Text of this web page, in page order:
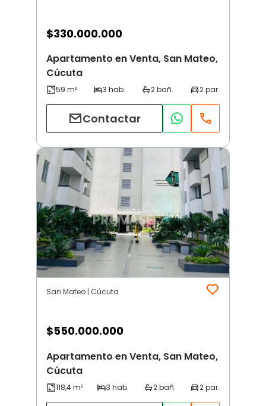
$330.000.000
Apartamento en Venta, San Mateo,
Cúcuta
Contactar
San Mateo | Cúcuta
$550.000.000
Apartamento en Venta, San Mateo,
Cúcuta